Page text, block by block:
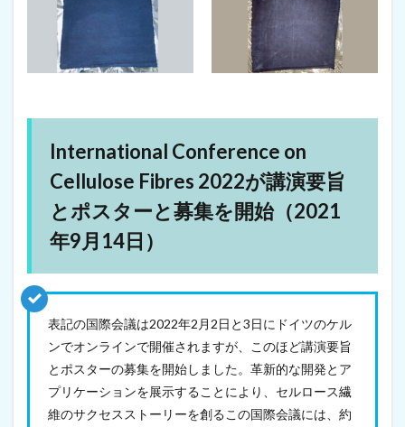
ン
レ
ナ
ー
シ
ッ
プ
・
ワ
ー
ド
に
ノ
セ
ル
ロ
ー
International Conference on
Cellulose Fibres 2022が講演要旨
とポスターと募集を開始（2021
年9月14日）
表記の国際会議は2022年2月2日と3日にドイツのケル
ンでオンラインで開催されますが、このほど講演要旨
とポスターの募集を開始しました。革新的な開発とア
プリケーションを展示することにより、セルロース繊
維のサクセスストーリーを創るこの国際会議には、約